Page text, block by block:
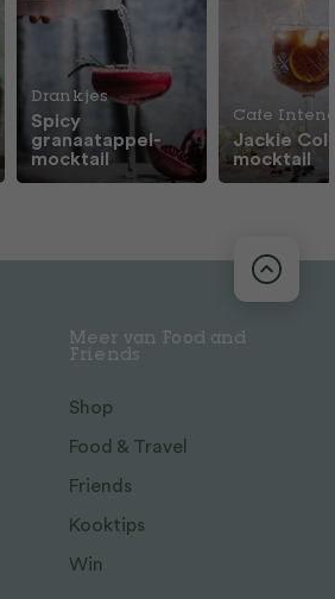
Drankjes
Spicy
granaatappel-
mocktail
Cafe
Jackie
mocktail
Meer van Food and
Friends
Shop
Food & Travel
Friends
Kooktips
Win